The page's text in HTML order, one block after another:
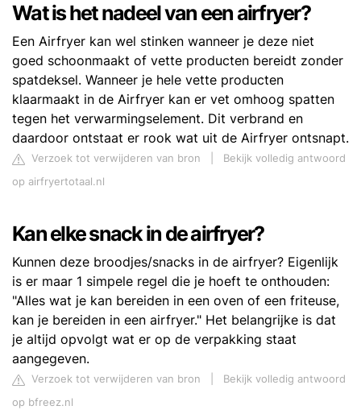
Wat is het nadeel van een airfryer?
Een Airfryer kan wel stinken wanneer je deze niet
goed schoonmaakt of vette producten bereidt zonder
spatdeksel. Wanneer je hele vette producten
klaarmaakt in de Airfryer kan er vet omhoog spatten
tegen het verwarmingselement. Dit verbrand en
daardoor ontstaat er rook wat uit de Airfryer ontsnapt.
Verzoek tot verwijderen van bron
Bekijk volledig antwoord
op airfryertotaal.nl
Kan elke snack in de airfryer?
Kunnen deze broodjes/snacks in de airfryer? Eigenlijk
is er maar 1 simpele regel die je hoeft te onthouden:
"Alles wat je kan bereiden in een oven of een friteuse,
kan je bereiden in een airfryer." Het belangrijke is dat
je altijd opvolgt wat er op de verpakking staat
aangegeven.
Verzoek tot verwijderen van bron
Bekijk volledig antwoord
op bfreez.nl